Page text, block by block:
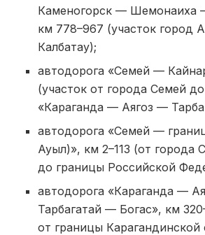
Каменогорск — Шемонаиха
км 778–967 (участок город
Калбатау);
автодорога «Семей —
(участок от города Семей
«Караганда — Аягоз —
автодорога «Семей —
Ауыл)», км 2–113 (от города
до границы Российской
автодорога «Караганда —
Тарбагатай — Богас», км
от границы Карагандинской